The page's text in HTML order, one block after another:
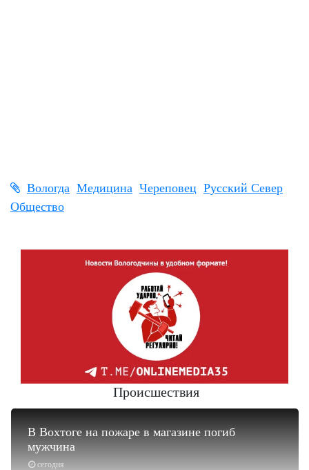
Вологда Медицина Череповец Русский Север
Общество
Происшествия
сегодня
В Вохтоге на пожаре в магазине погиб
мужчина